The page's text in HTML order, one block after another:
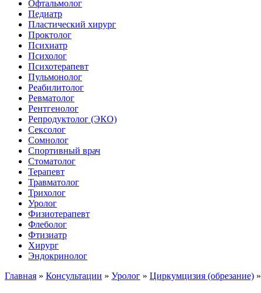
Офтальмолог
Педиатр
Пластический хирург
Проктолог
Психиатр
Психолог
Психотерапевт
Пульмонолог
Реабилитолог
Ревматолог
Рентгенолог
Репродуктолог (ЭКО)
Сексолог
Сомнолог
Спортивный врач
Стоматолог
Терапевт
Травматолог
Трихолог
Уролог
Физиотерапевт
Флеболог
Фтизиатр
Хирург
Эндокринолог
Главная » Консультации » Уролог » Циркумцизия (обрезание) »